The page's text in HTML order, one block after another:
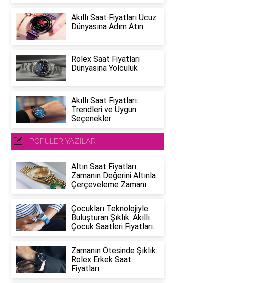
Akıllı Saat Fiyatları Ucuz
Dünyasına Adım Atın
Rolex Saat Fiyatları
Dünyasına Yolculuk
Akıllı Saat Fiyatları:
Trendleri ve Uygun
Seçenekler
POPÜLER YAZILAR
Altın Saat Fiyatları:
Zamanın Değerini Altınla
Çerçeveleme Zamanı
Çocukları Teknolojiyle
Buluşturan Şıklık: Akıllı
Çocuk Saatleri Fiyatları..
Zamanın Ötesinde Şıklık:
Rolex Erkek Saat
Fiyatları